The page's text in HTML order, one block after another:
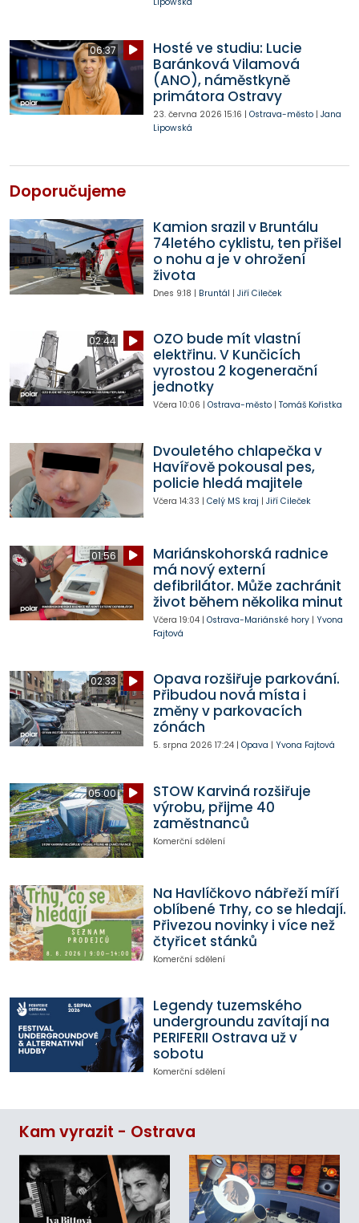
06:37
Hosté ve studiu: Lucie
Baránková Vilamová
(ANO), náměstkyně
primátora Ostravy
23. června 2026 15:16 | Ostrava-město| Jana
Lipowská
Doporučujeme
Kamion srazil v Bruntálu
74letého cyklistu, ten přišel
o nohu a je v ohrožení
života
Dnes 9:18 | Bruntál | Jiří Cileček
02:44
OZO bude mít vlastní
elektřinu. V Kunčicích
vyrostou 2 kogenerační
jednotky
Včera 10:06 | Ostrava-město| Tomáš Kořistka
Dvouletého chlapečka v
Havířově pokousal pes,
policie hledá majitele
Včera 14:33 | Celý MS kraj | Jiří Cileček
01:56
Mariánskohorská radnice
má nový externí
defibrilátor. Může zachránit
život během několika minut
Včera 19:04| Ostrava-Mariánské hory| Yvona
Fajtová
02:33
Opava rozšiřuje parkování.
Přibudou nová místa i
změny v parkovacích
zónách
5. srpna 2026 17:24| Opava | Yvona Fajtová
05:00
STOW Karviná rozšiřuje
výrobu, přijme 40
zaměstnanců
Komerční sdělení
Na Havlíčkovo nábřeží míří
oblíbené Trhy, co se hledají.
Přivezou novinky i více než
čtyřicet stánků
Komerční sdělení
Legendy tuzemského
undergroundu zavítají na
PERIFERII Ostrava už v
sobotu
Komerční sdělení
Kam vyrazit - Ostrava